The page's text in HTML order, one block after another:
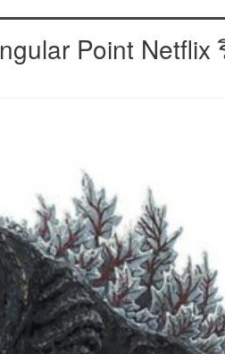
Point Netflix